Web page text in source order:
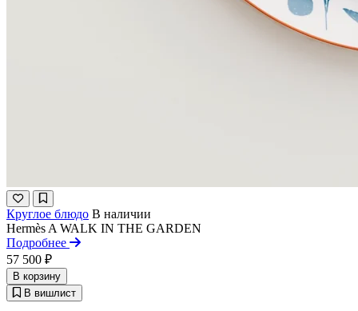
Круглое блюдо В наличии
Hermès A WALK IN THE GARDEN
Подробнее
57 500 ₽
В корзину
В вишлист